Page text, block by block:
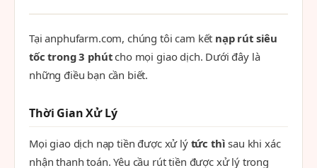
Tại anphufarm.com, chúng tôi cam kết nạp rút siêu
tốc trong 3 phútcho mọi giao dịch. Dưới đây là
những điều bạn cần biết.
Thời Gian Xử Lý
Mọi giao dịch nạp tiền được xử lý tức thì sau khi xác
nhận thanh toán. Yêu cầu rút tiền được xử lý trong